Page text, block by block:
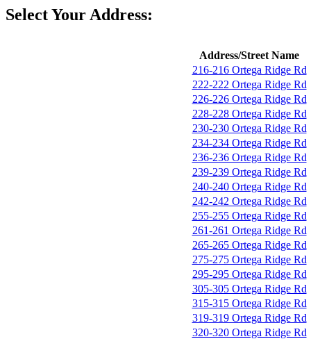
Select Your Address:
Address/Street Name
216-216 Ortega Ridge Rd
222-222 Ortega Ridge Rd
226-226 Ortega Ridge Rd
228-228 Ortega Ridge Rd
230-230 Ortega Ridge Rd
234-234 Ortega Ridge Rd
236-236 Ortega Ridge Rd
239-239 Ortega Ridge Rd
240-240 Ortega Ridge Rd
242-242 Ortega Ridge Rd
255-255 Ortega Ridge Rd
261-261 Ortega Ridge Rd
265-265 Ortega Ridge Rd
275-275 Ortega Ridge Rd
295-295 Ortega Ridge Rd
305-305 Ortega Ridge Rd
315-315 Ortega Ridge Rd
319-319 Ortega Ridge Rd
320-320 Ortega Ridge Rd